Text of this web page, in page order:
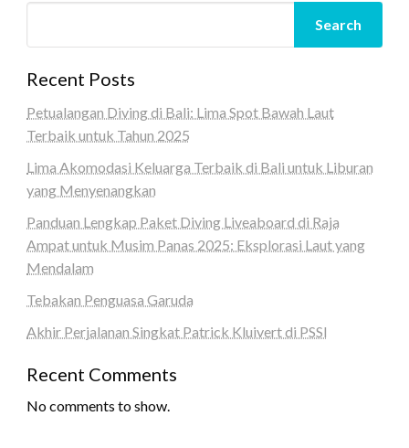
Search
Recent Posts
Petualangan Diving di Bali: Lima Spot Bawah Laut
Terbaik untuk Tahun 2025
Lima Akomodasi Keluarga Terbaik di Bali untuk Liburan
yang Menyenangkan
Panduan Lengkap Paket Diving Liveaboard di Raja
Ampat untuk Musim Panas 2025: Eksplorasi Laut yang
Mendalam
Tebakan Penguasa Garuda
Akhir Perjalanan Singkat Patrick Kluivert di PSSI
Recent Comments
No comments to show.